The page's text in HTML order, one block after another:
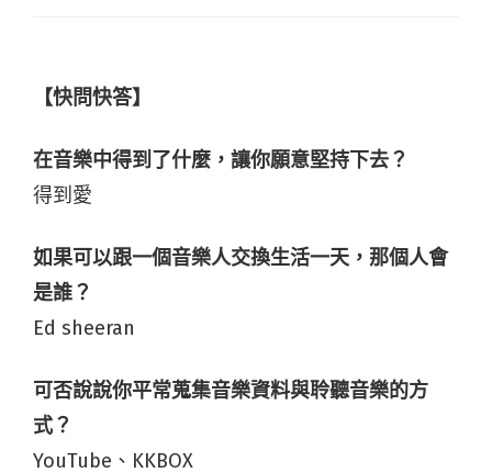
【快問快答】
在音樂中得到了什麼，讓你願意堅持下去？
得到愛
如果可以跟一個音樂人交換生活一天，那個人會
是誰？
Ed sheeran
可否說說你平常蒐集音樂資料與聆聽音樂的方
式？
YouTube、KKBOX